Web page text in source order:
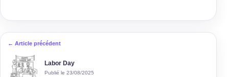
← Article précédent
Labor Day
Publié le 23/08/2025